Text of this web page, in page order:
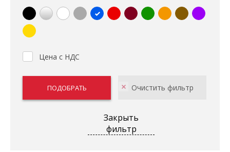
Цена с НДС
Закрыть
фильтр